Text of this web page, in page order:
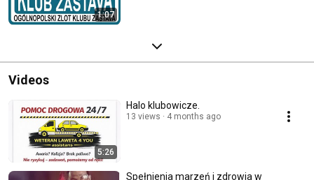
1:07
Videos
5:26
Halo klubowicze.
13 views 4 months ago
Spełnienia marzeń i zdrowia w